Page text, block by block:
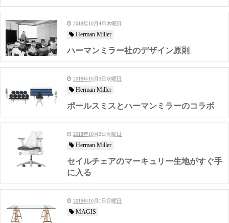
2018年10月4日木曜日
Herman Miller
ハーマンミラー社のデザイン原則
2018年10月3日水曜日
Herman Miller
ポールスミスとハーマンミラーのコラボ
2018年10月2日火曜日
Herman Miller
セイルチェアのマーキュリー生地がすぐ手
に入る
2018年10月1日月曜日
MAGIS